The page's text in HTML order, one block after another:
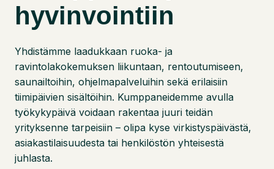
hyvinvointiin
Yhdistämme laadukkaan ruoka- ja
ravintolakokemuksen liikuntaan, rentoutumiseen,
saunailtoihin, ohjelmapalveluihin sekä erilaisiin
tiimipäivien sisältöihin. Kumppaneidemme avulla
työkykypäivä voidaan rakentaa juuri teidän
yrityksenne tarpeisiin – olipa kyse virkistyspäivästä,
asiakastilaisuudesta tai henkilöstön yhteisestä
juhlasta.